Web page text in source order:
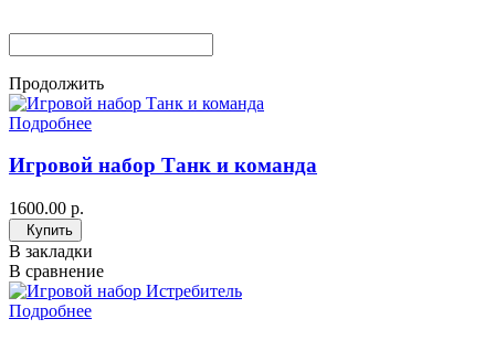
Продолжить
Подробнее
Игровой набор Танк и команда
1600.00 р.
Купить
В закладки
В сравнение
Подробнее